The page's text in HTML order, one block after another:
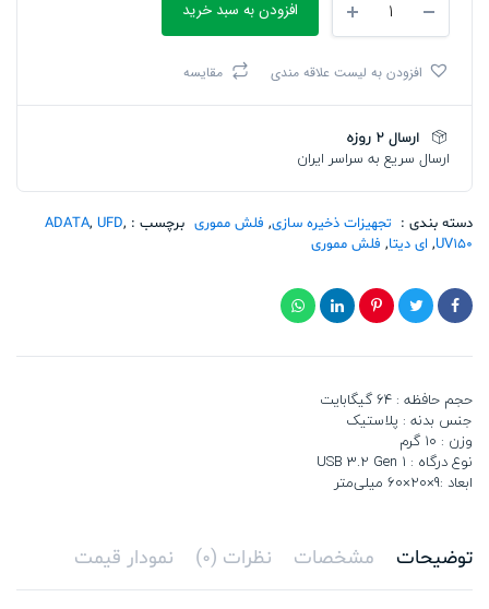
مموری
ای
UV150
تعداد
افزودن به سبد خرید
افزودن به لیست علاقه مندی مقایسه
ارسال 2 روزه
ارسال سریع به سراسر ایران
دسته بندی : تجهیزات ذخیره سازی, فلش مموری برچسب : ADATA, UFD,
UV150
, ای دیتا, فلش مموری
حجم حافظه : 64 گیگابایت
جنس بدنه : پلاستیک
وزن : 10 گرم
نوع درگاه : USB 3.2 Gen 1
ابعاد :9×20×60 میلی‌متر
توضیحات مشخصات نظرات (0) نمودار قیمت